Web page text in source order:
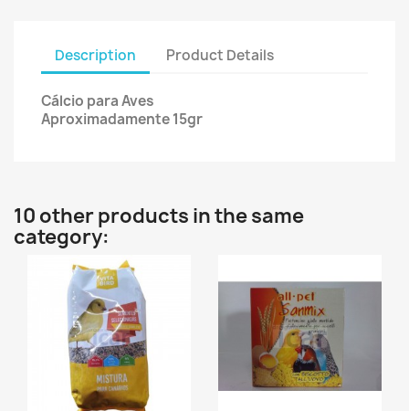
Description Product Details
Cálcio para Aves
Aproximadamente 15gr
10 other products in the same
category: